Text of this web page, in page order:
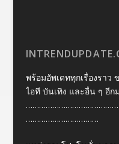
พร้อมอัพเดททุกเรื่องราว
ไอที บันเทิง และอื่น ๆ อีก
……………………………